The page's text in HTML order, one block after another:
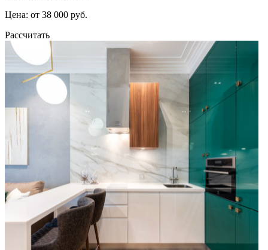
Цена: от 38 000 руб.
Рассчитать